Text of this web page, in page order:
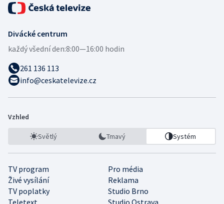
Divácké centrum
každý všední den:8:00—16:00 hodin
261 136 113
info@ceskatelevize.cz
Vzhled
Světlý Tmavý Systém
TV program
Pro média
Živé vysílání
Reklama
TV poplatky
Studio Brno
Teletext
Studio Ostrava